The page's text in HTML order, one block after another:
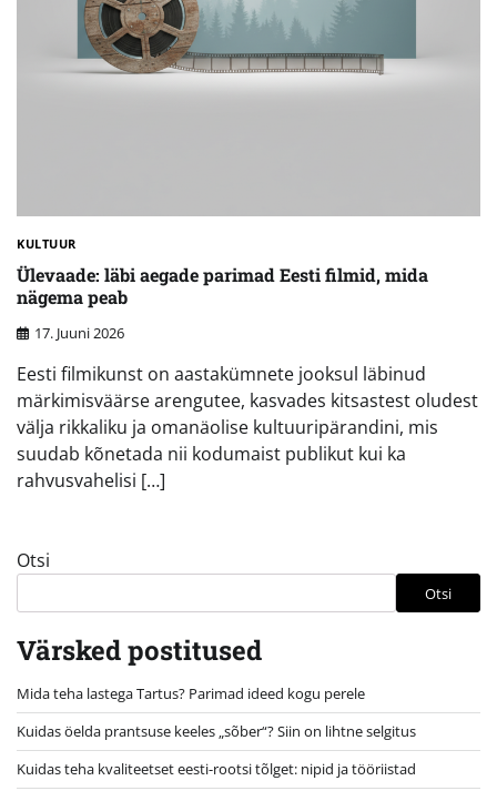
KULTUUR
Ülevaade: läbi aegade parimad Eesti filmid, mida
nägema peab
17. Juuni 2026
Eesti filmikunst on aastakümnete jooksul läbinud
märkimisväärse arengutee, kasvades kitsastest oludest
välja rikkaliku ja omanäolise kultuuripärandini, mis
suudab kõnetada nii kodumaist publikut kui ka
rahvusvahelisi […]
Otsi
Otsi
Värsked postitused
Mida teha lastega Tartus? Parimad ideed kogu perele
Kuidas öelda prantsuse keeles „sõber“? Siin on lihtne selgitus
Kuidas teha kvaliteetset eesti-rootsi tõlget: nipid ja tööriistad